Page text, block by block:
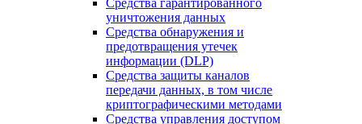
уничтожения данных
Средства обнаружения и
предотвращения утечек
информации (DLP)
Средства защиты каналов
передачи данных, в том числе
криптографическими методами
Средства управления доступом